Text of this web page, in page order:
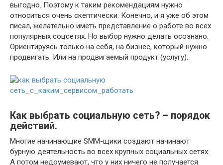
выгодно. Поэтому к таким рекомендациям нужно
относиться очень скептически. Конечно, и я уже об этом
писал, желательно иметь представление о работе во всех
популярных соцсетях. Но выбор нужно делать осознано.
Ориентируясь только на себя, на бизнес, который нужно
продвигать. Или на продвигаемый продукт (услугу).
Как выбрать социальную сеть? – порядок
действий.
Многие начинающие SMM-щики создают начинают
бурную деятельность во всех крупных социальных сетях.
А потом недоумевают, что у них ничего не получается.